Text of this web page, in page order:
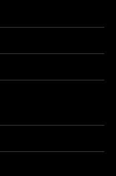
いる文豪のポート
しい感じのイラスト
編集部のネットワ
んに文豪への興味を
衣良さんほか計14
きました。
予想以上に文豪への
たちへ文豪作品の